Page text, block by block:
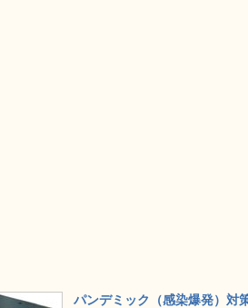
パンデミック（感染爆発）対